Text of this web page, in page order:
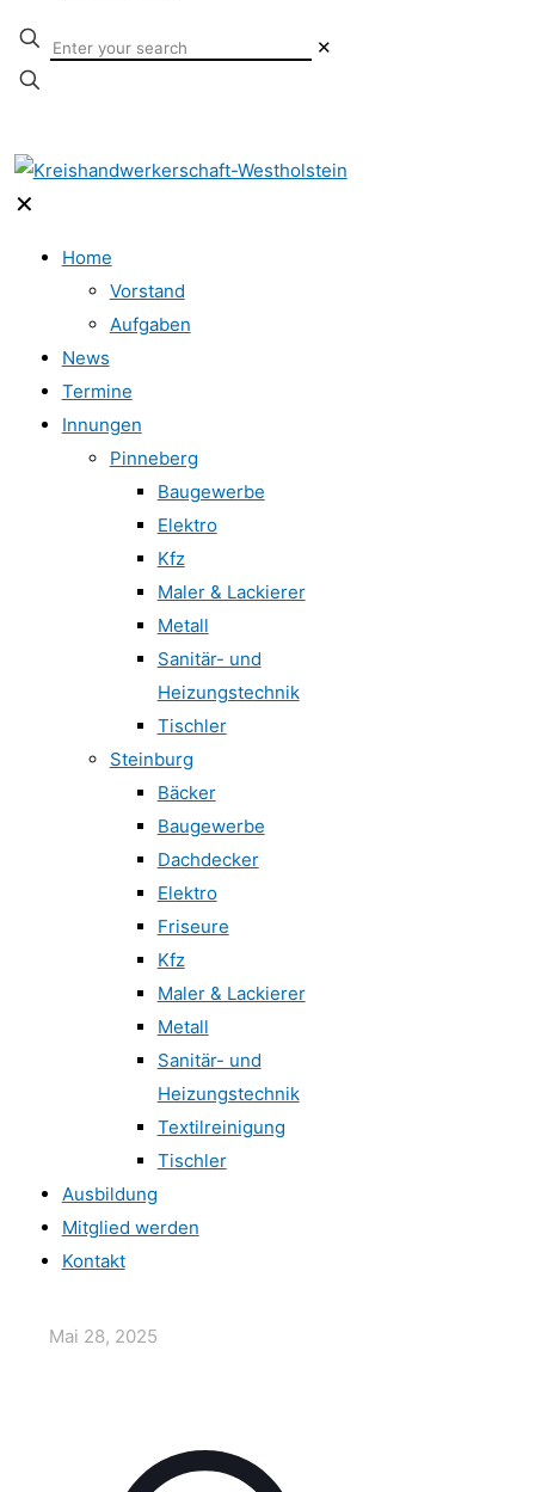
✕
✕
Home
Vorstand
Aufgaben
News
Termine
Innungen
Pinneberg
Baugewerbe
Elektro
Kfz
Maler & Lackierer
Metall
Sanitär- und
Heizungstechnik
Tischler
Steinburg
Bäcker
Baugewerbe
Dachdecker
Elektro
Friseure
Kfz
Maler & Lackierer
Metall
Sanitär- und
Heizungstechnik
Textilreinigung
Tischler
Ausbildung
Mitglied werden
Kontakt
Mai 28, 2025